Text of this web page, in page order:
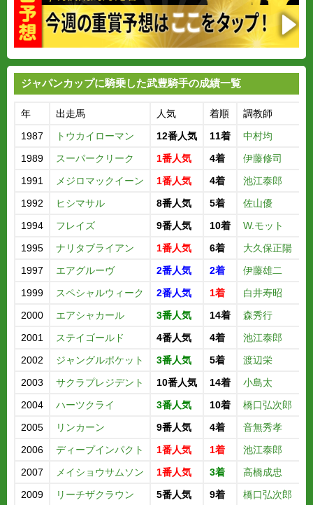
ジャパンカップに騎乗した武豊騎手の成績一覧
年 出走馬 人気 着順
調教師
1987
トウカイローマン 12番人気 11着
中村均
1989
スーパークリーク 1番人気 4着
伊藤修司
1991
メジロマックイーン 1番人気 4着
池江泰郎
1992
ヒシマサル 8番人気 5着
佐山優
1994
フレイズ 9番人気 10着
W.モット
1995
ナリタブライアン 1番人気 6着
大久保正陽
1997
エアグルーヴ 2番人気 2着
伊藤雄二
1999
スペシャルウィーク 2番人気 1着
白井寿昭
2000
エアシャカール 3番人気 14着
森秀行
2001
ステイゴールド 4番人気 4着
池江泰郎
2002
ジャングルポケット 3番人気 5着
渡辺栄
2003
サクラプレジデント 10番人気 14着
小島太
2004
ハーツクライ 3番人気 10着
橋口弘次郎
2005
リンカーン 9番人気 4着
音無秀孝
2006
ディープインパクト 1番人気 1着
池江泰郎
2007
メイショウサムソン 1番人気 3着
高橋成忠
2009
リーチザクラウン 5番人気 9着
橋口弘次郎